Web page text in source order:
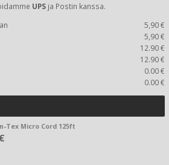
UPS ja Postin kanssa.
5,90 €
5,90 €
12.90 €
12.90 €
0.00 €
0.00 €
Tex Micro Cord 125ft